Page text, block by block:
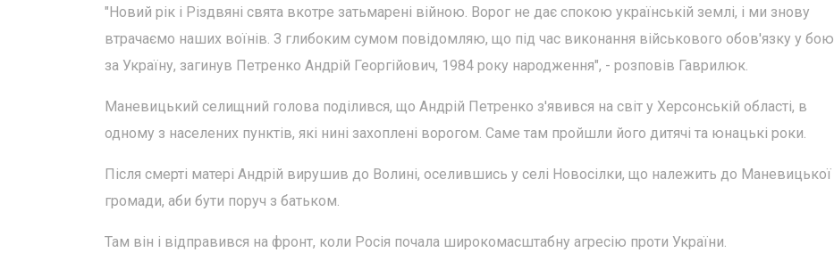
"Новий рік і Різдвяні свята вкотре затьмарені війною. Ворог не дає спокою українській землі, і ми знову
втрачаємо наших воїнів. З глибоким сумом повідомляю, що під час виконання військового обов'язку у бою
за Україну, загинув Петренко Андрій Георгійович, 1984 року народження", - розповів Гаврилюк.
Маневицький селищний голова поділився, що Андрій Петренко з'явився на світ у Херсонській області, в
одному з населених пунктів, які нині захоплені ворогом. Саме там пройшли його дитячі та юнацькі роки.
Після смерті матері Андрій вирушив до Волині, оселившись у селі Новосілки, що належить до Маневицької
громади, аби бути поруч з батьком.
Там він і відправився на фронт, коли Росія почала широкомасштабну агресію проти України.